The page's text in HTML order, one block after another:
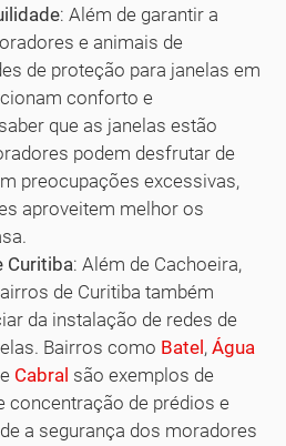
: Além de garantir a
e animais de
de proteção para janelas em
conforto e
que as janelas estão
podem desfrutar de
preocupações excessivas,
aproveitem melhor os
Curitiba: Além de Cachoeira,
de Curitiba também
da instalação de redes de
Bairros como Batel , Água
e Cabral são exemplos de
concentração de prédios e
a segurança dos moradores